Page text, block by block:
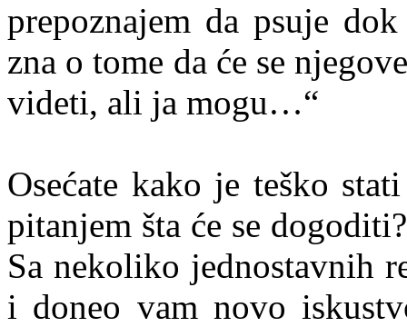
prepoznajem da psuje
zna o tome da će se
videti, ali ja mogu…“
Osećate kako je teško
pitanjem šta će se
Sa nekoliko jednostavnih
i doneo vam novo